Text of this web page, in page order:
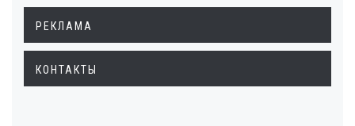
РЕКЛАМА
КОНТАКТЫ